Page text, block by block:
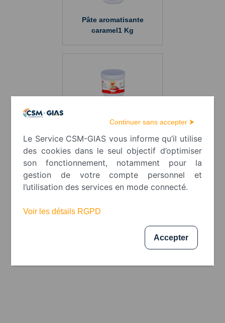
Pâte aromatisante
caramel1 Kg
1 Kg
Pâte aromatisante citron
Continuer sans accepter ⮞
Le Service CSM-GIAS vous informe qu’il utilise
des cookies dans le seul objectif d’optimiser
son fonctionnement, notamment pour la
gestion de votre compte personnel et
l’utilisation des services en mode connecté.
Voir les détails RGPD
Accepter